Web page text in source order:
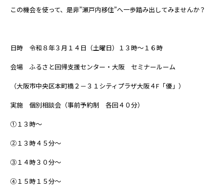
この機会を使って、是非”瀬戸内移住”へ一歩踏み出してみませんか？
日時 令和８年３月１４日（土曜日）１３時～１６時
会場 ふるさと回帰支援センター・大阪 セミナールーム
（大阪市中央区本町橋２－３１シティプラザ大阪４F「優」）
実施 個別相談会（事前予約制 各回４０分）
①１３時～
②１３時４５分～
③１４時３０分～
④１５時１５分～